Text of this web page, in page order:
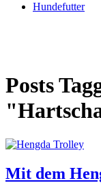
Hundefutter
Posts
Mit dem